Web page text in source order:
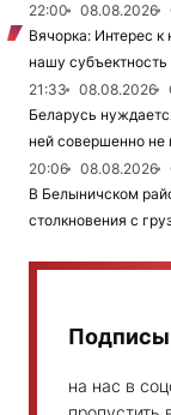
22:00
08.08.2026
Вячорка: Интерес
нашу субъектность
21:33
08.08.2026
Беларусь
ней совершенно
20:06
08.08.2026
В Белыничском
столкновения с
на нас в